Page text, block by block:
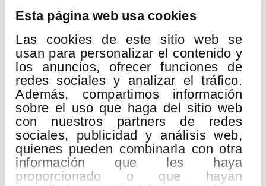
Esta página web usa cookies
Las cookies de este sitio web se
usan para personalizar el contenido y
los anuncios, ofrecer funciones de
redes sociales y analizar el tráfico.
Además, compartimos información
sobre el uso que haga del sitio web
con nuestros partners de redes
sociales, publicidad y análisis web,
quienes pueden combinarla con otra
información que les haya
proporcionado o que hayan
Murmullos del bosque
Lugar:
Palacio Euskalduna
Richard Wagner
Siegfried, Waldweben
Richard Strauss
Vier letzte Lieder
Sergei Prokofiev
7. sinfonia do sostenitu minorrean Op. 131
Sinfonía n.º 7 en do sostenido menor Op. 131
Vanessa Goikoetxea
, soprano
Eduardo Strausser
, director